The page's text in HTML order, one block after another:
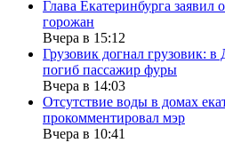
Глава Екатеринбурга
горожан
Вчера в 15:12
Грузовик догнал грузовик:
погиб пассажир фуры
Вчера в 14:03
Отсутствие воды в домах
прокомментировал мэр
Вчера в 10:41